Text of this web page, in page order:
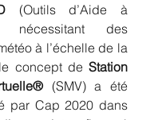
(Outils d’Aide à
nécessitant des
à l’échelle de la
concept de Station
(SMV) a été
par Cap 2020 dans